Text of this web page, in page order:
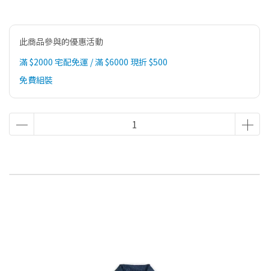
此商品參與的優惠活動
滿 $2000 宅配免運 / 滿 $6000 現折 $500
免費組裝